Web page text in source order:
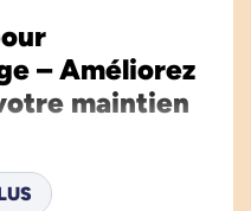
– Améliorez
maintien
Page